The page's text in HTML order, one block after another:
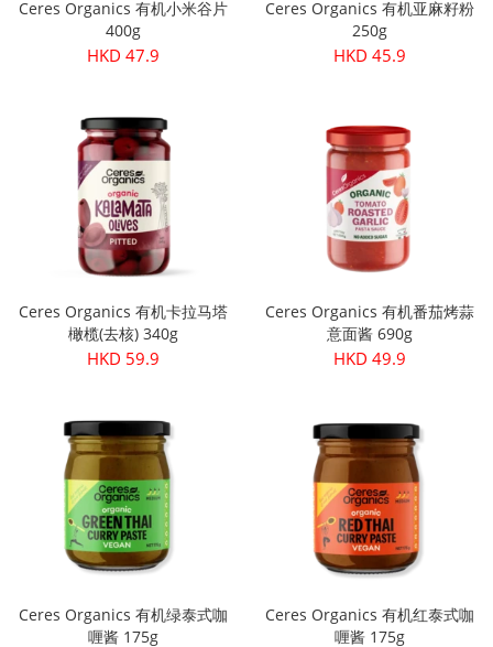
Ceres Organics 有机小米谷片
400g
HKD 47.9
Ceres Organics 有机亚麻籽粉
250g
HKD 45.9
Ceres Organics 有机卡拉马塔
橄榄(去核) 340g
HKD 59.9
Ceres Organics 有机番茄烤蒜
意面酱 690g
HKD 49.9
Ceres Organics 有机绿泰式咖
喱酱 175g
Ceres Organics 有机红泰式咖
喱酱 175g